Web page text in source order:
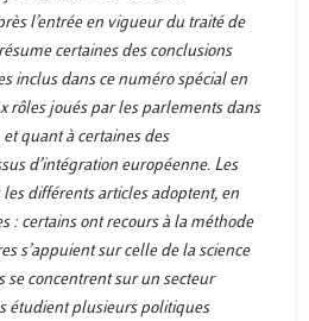
l’entrée en vigueur du traité de
certaines des conclusions
inclus dans ce numéro spécial en
rôles joués par les parlements dans
quant à certaines des
d’intégration européenne. Les
différents articles adoptent, en
: certains ont recours à la méthode
s’appuient sur celle de la science
se concentrent sur un secteur
étudient plusieurs politiques